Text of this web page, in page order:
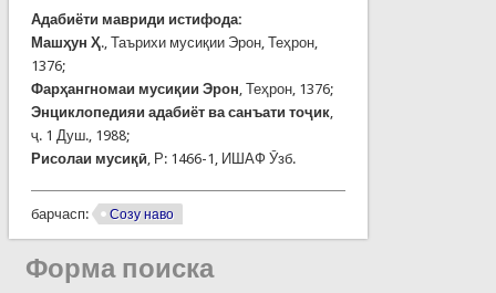
Адабиёти мавриди истифода:
Машҳун Ҳ., Таърихи мусиқии Эрон, Теҳрон,
1376;
Фарҳангномаи мусиқии Эрон , Теҳрон, 1376;
Энциклопедияи адабиёт ва санъати тоҷик,
ҷ. 1 Душ., 1988;
Рисолаи мусиқӣ , Р: 1466-1, ИШАФ Ӯзб.
барчасп: Созу наво
Форма поиска